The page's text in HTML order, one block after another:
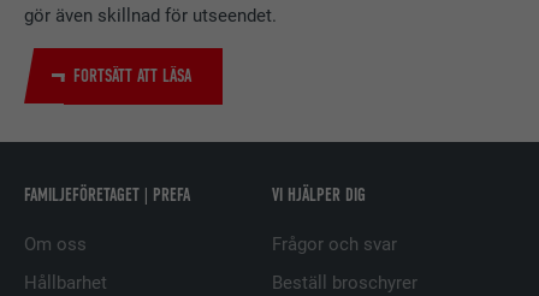
gör även skillnad för utseendet.
FORTSÄTT ATT LÄSA
FAMILJEFÖRETAGET | PREFA
Om oss
Hållbarhet
VI HJÄLPER DIG
Frågor och svar
Beställ broschyrer
LEVERANTÖRER LinkedIn
PROCEDUR
nätverkstjänsten LinkedIn för att
EFTERNAMN UserMatchHistory